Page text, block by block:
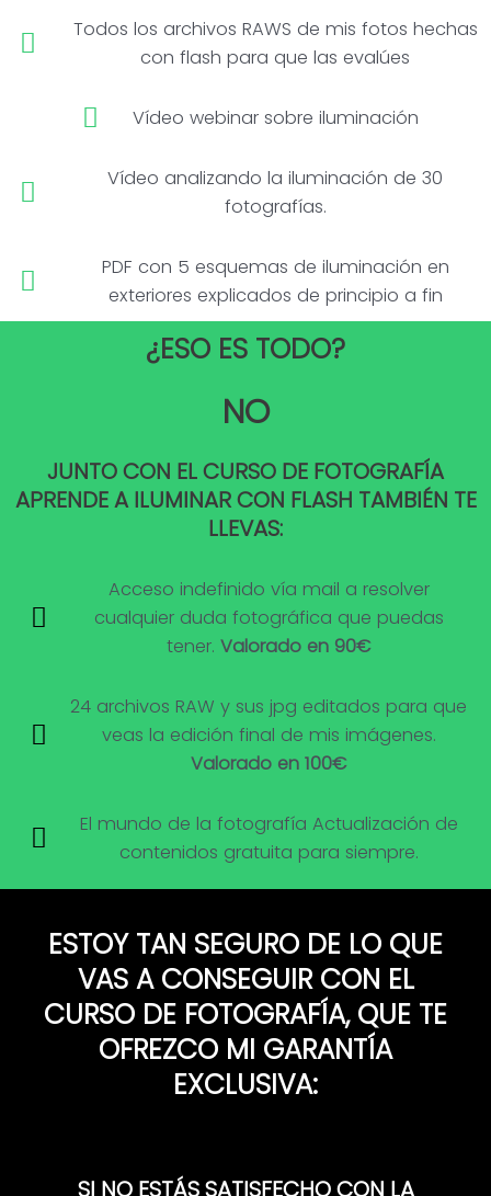
Todos los archivos RAWS de mis fotos hechas
con flash para que las evalúes
Vídeo webinar sobre iluminación
Vídeo analizando la iluminación de 30
fotografías.
PDF con 5 esquemas de iluminación en
exteriores explicados de principio a fin
¿ESO ES TODO?
NO
JUNTO CON EL CURSO DE FOTOGRAFÍA
APRENDE A ILUMINAR CON FLASH TAMBIÉN TE
LLEVAS:
Acceso indefinido vía mail a resolver
cualquier duda fotográfica que puedas
tener.Valorado en 90€
24 archivos RAW y sus jpg editados para que
veas la edición final de mis imágenes.
Valorado en 100€
El mundo de la fotografía Actualización de
contenidos gratuita para siempre.
ESTOY TAN SEGURO DE LO QUE
VAS A CONSEGUIR CON EL
CURSO DE FOTOGRAFÍA, QUE TE
OFREZCO MI GARANTÍA
EXCLUSIVA:
SI NO ESTÁS SATISFECHO CON LA